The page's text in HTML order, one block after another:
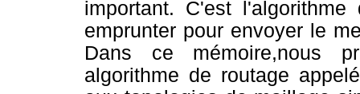
important. C'est
emprunter pour envoyer le
Dans ce mémoire,nous
algorithme de routage